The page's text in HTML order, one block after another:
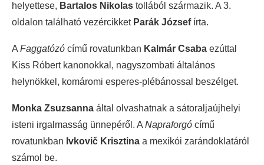
helyettese, Bartalos Nikolas tollából származik. A 3.
oldalon található vezércikket Parák Józsefírta.
A Faggatózó című rovatunkban Kalmár Csaba ezúttal
Kiss Róbert kanonokkal, nagyszombati általános
helynökkel, komáromi esperes-plébánossal beszélget.
Monka Zsuzsanna által olvashatnak a sátoraljaújhelyi
isteni irgalmasság ünnepéről. A Napraforgó című
rovatunkban Ivkovič Krisztina a mexikói zarándoklatáról
számol be.